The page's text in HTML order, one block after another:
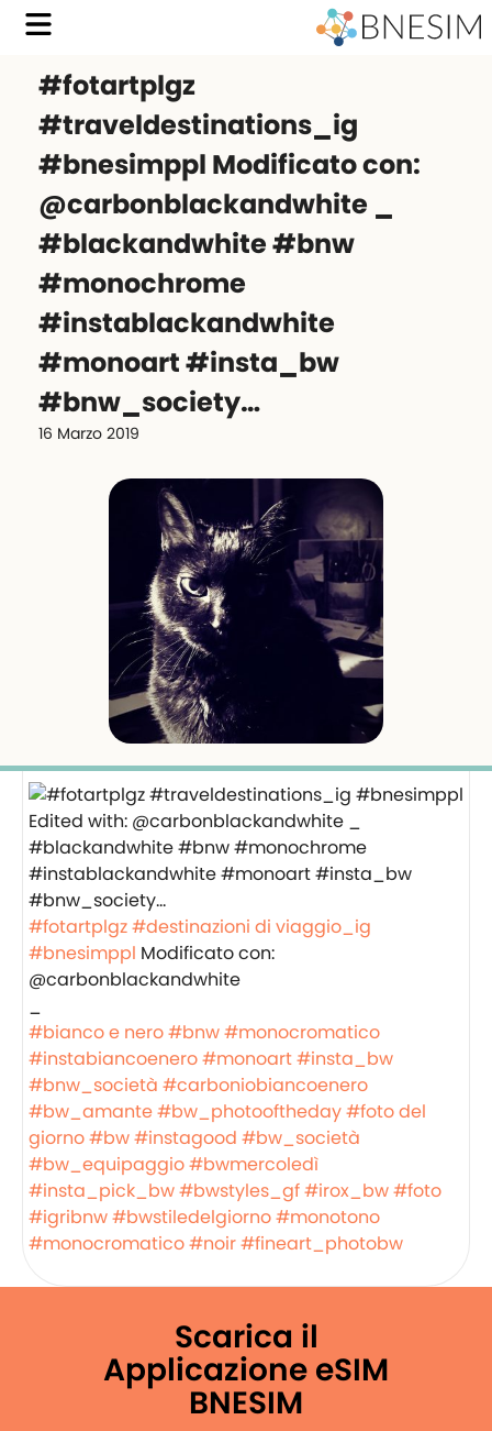
#fotartplgz
#traveldestinations_ig
#bnesimppl Modificato con:
@carbonblackandwhite _
#blackandwhite #bnw
#monochrome
#instablackandwhite
#monoart #insta_bw
#bnw_society…
16 Marzo 2019
#fotartplgz#destinazioni di viaggio_ig
#bnesimppl Modificato con:
@carbonblackandwhite
_
#bianco e nero#bnw#monocromatico
#instabiancoenero#monoart#insta_bw
#bnw_società #carboniobiancoenero
#bw_amante#bw_photooftheday#foto del
giorno#bw#instagood #bw_società
#bw_equipaggio#bwmercoledì
#insta_pick_bw#bwstyles_gf#irox_bw#foto
#igribnw#bwstiledelgiorno#monotono
#monocromatico#noir#fineart_photobw
Scarica il
Applicazione eSIM
BNESIM